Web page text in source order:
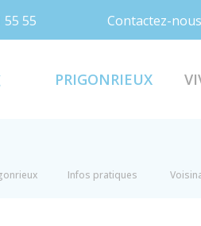
55 55 Contactez-nous
PRIGONRIEUX
Infos pratiques